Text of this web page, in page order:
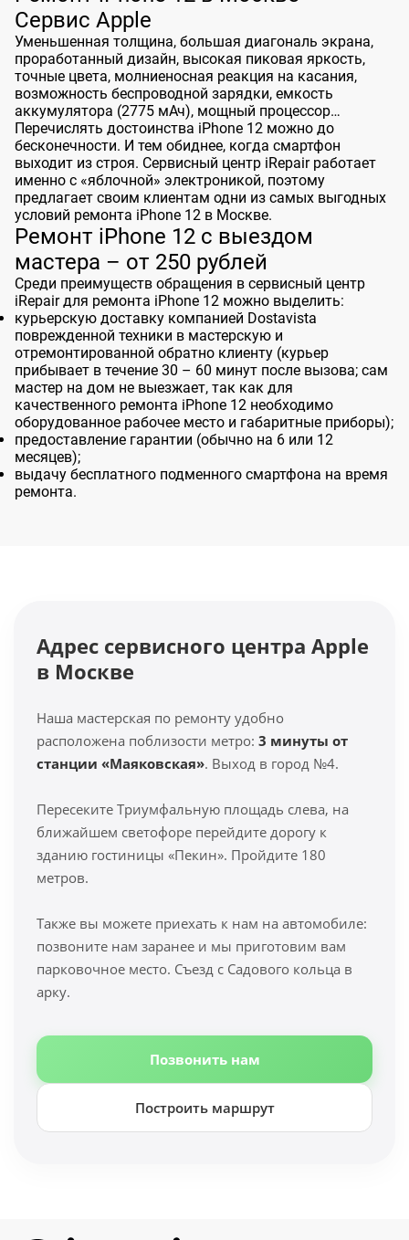
Сервис Apple
Уменьшенная толщина, большая диагональ экрана,
проработанный дизайн, высокая пиковая яркость,
точные цвета, молниеносная реакция на касания,
возможность беспроводной зарядки, емкость
аккумулятора (2775 мАч), мощный процессор…
Перечислять достоинства iPhone 12 можно до
бесконечности. И тем обиднее, когда смартфон
выходит из строя. Сервисный центр iRepairработает
именно с «яблочной» электроникой, поэтому
предлагает своим клиентам одни из самых выгодных
условий ремонта iPhone 12 в Москве.
Ремонт iPhone 12 с выездом
мастера – от 250 рублей
Среди преимуществ обращения в сервисный центр
iRepair для ремонта iPhone 12 можно выделить:
курьерскую доставку компанией Dostavista
поврежденной техники в мастерскую и
отремонтированной обратно клиенту (курьер
прибывает в течение 30 – 60 минут после вызова; сам
мастер на дом не выезжает, так как для
качественного ремонта iPhone 12 необходимо
оборудованное рабочее место и габаритные приборы);
предоставление гарантии (обычно на 6 или 12
месяцев);
выдачу бесплатного подменного смартфона на время
ремонта.
Адрес сервисного центра Apple
в Москве
Наша мастерская по ремонту удобно
расположена поблизости метро: 3 минуты от
станции «Маяковская». Выход в город №4.
Пересеките Триумфальную площадь слева, на
ближайшем светофоре перейдите дорогу к
зданию гостиницы «Пекин». Пройдите 180
метров.
Также вы можете приехать к нам на автомобиле:
позвоните нам заранее и мы приготовим вам
парковочное место. Съезд с Садового кольца в
арку.
Позвонить нам
Построить маршрут